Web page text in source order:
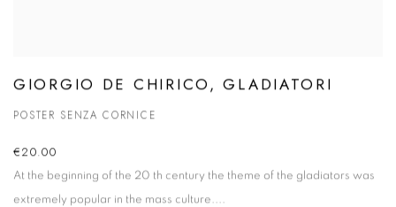
GIORGIO DE CHIRICO, GLADIATORI
POSTER SENZA CORNICE
€20.00
At the beginning of the 20 th century the theme of the gladiators was
extremely popular in the mass culture....